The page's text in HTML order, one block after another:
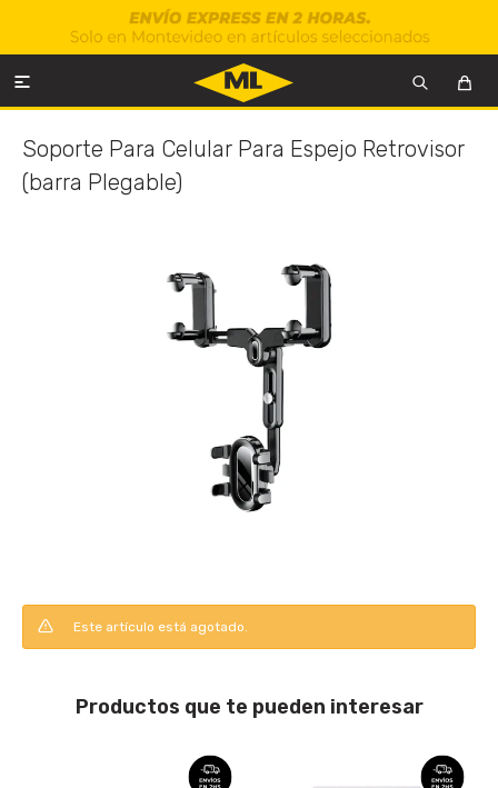

Soporte Para Celular Para Espejo Retrovisor
(barra Plegable)
Este artículo está agotado.
Productos que te pueden interesar